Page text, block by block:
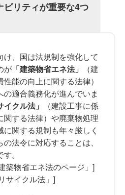
リティが重要な4つ
け、国は法規制を強化して
が 「建築物省エネ法」
（建
能の向上に関する法律）
適合義務化が進んでいま
イクル法」
（建設工事に係
関する法律）や廃棄物処理
関する規制も年々厳しく
法令に対応することは、
。
築物省エネ法のページ」]
サイクル法」]